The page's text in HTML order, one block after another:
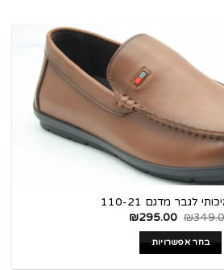
לגבר מדגם 110-21
₪
₪295.00
בחר אפשרויות